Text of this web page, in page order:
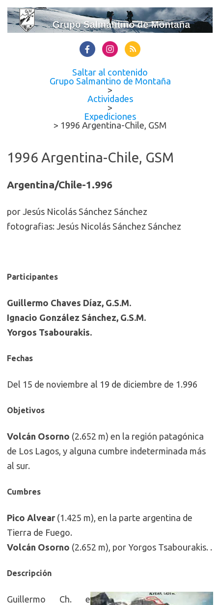
Saltar al contenido
Grupo Salmantino de Montaña
>
Actividades
>
Expediciones
> 1996 Argentina-Chile, GSM
1996 Argentina-Chile, GSM
Argentina/Chile-1.996
por Jesús Nicolás Sánchez Sánchez
fotografias: Jesús Nicolás Sánchez Sánchez
Participantes
Guillermo Chaves Díaz, G.S.M.
Ignacio González Sánchez, G.S.M.
Yorgos Tsabourakis.
Fechas
Del 15 de noviembre al 19 de diciembre de 1.996
Objetivos
Volcán Osorno (2.652 m) en la región patagónica
de Los Lagos, y alguna cumbre indeterminada más
al sur.
Cumbres
Pico Alvear(1.425 m), en la parte argentina de
Tierra de Fuego.
Volcán Osorno (2.652 m), por Yorgos Tsabourakis. .
Descripción
Guillermo Ch. e